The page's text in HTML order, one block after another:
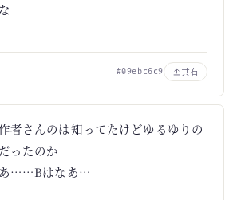
#09ebc6c9 共有
者さんのは知ってたけどゆるゆりの
ったのか
あ……Bはなあ…